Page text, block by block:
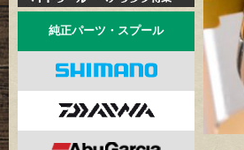
純正パーツ・スプール